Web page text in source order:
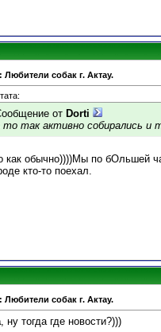
Любители собак г. Актау.
от Dorti
то так активно собирались и
как обычно))))Мы по бОльшей
кто-то поехал.
Любители собак г. Актау.
, ну тогда где новости?)))